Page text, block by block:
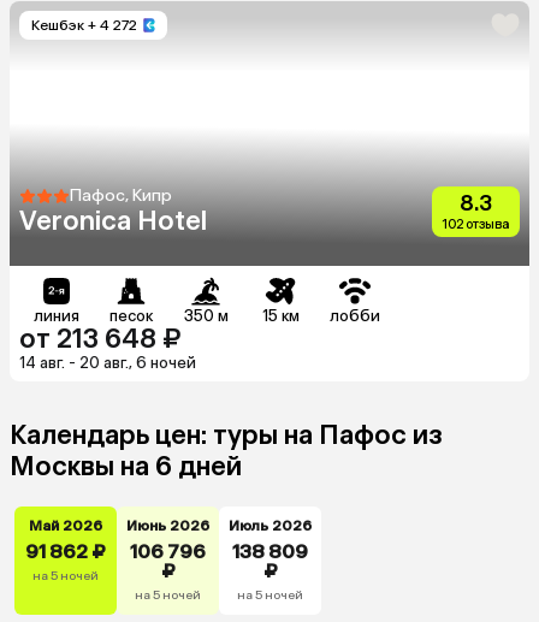
Кешбэк + 4 272
Пафос, Кипр
Veronica Hotel
8.3
102 отзыва
линия песок 350 м 15 км лобби
от 213 648 ₽
14 авг. - 20 авг., 6 ночей
Календарь цен: туры на Пафос из
Москвы на 6 дней
Май 2026
91 862 ₽
на 5 ночей
Июнь 2026
106 796
₽
на 5 ночей
Июль 2026
138 809
₽
на 5 ночей